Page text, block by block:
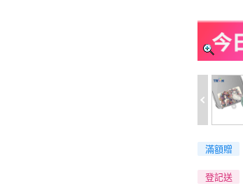
滿額贈
登記送